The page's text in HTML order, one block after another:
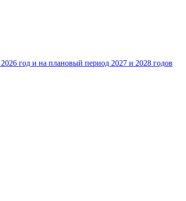
год и на плановый период 2027 и 2028 годов